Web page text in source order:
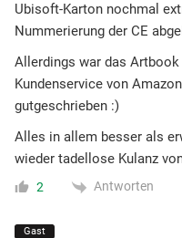
Ubisoft-Karton nochmal
Nummerierung der CE
Allerdings war das
Kundenservice von
gutgeschrieben :)
Alles in allem besser als
wieder tadellose Kulanz
2 Antworten
Gast